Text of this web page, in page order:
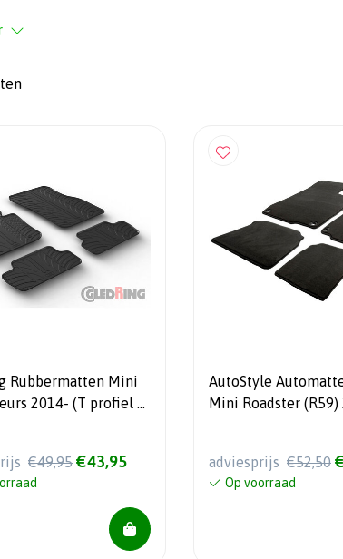
Rubbermatten Mini
2014- (T profiel 4-
€49,95 €43,95
AutoStyle
Mini Roadster (R59)
adviesprijs €52,50
Op voorraad